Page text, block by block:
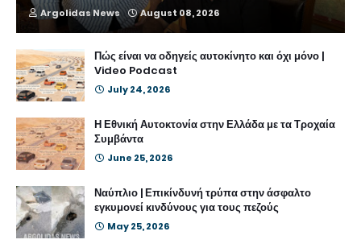
Argolidas News August 08, 2026
Πώς είναι να οδηγείς αυτοκίνητο και όχι μόνο |
Video Podcast
July 24, 2026
Η Εθνική Αυτοκτονία στην Ελλάδα με τα Τροχαία
Συμβάντα
June 25, 2026
Ναύπλιο | Επικίνδυνή τρύπα στην άσφαλτο
εγκυμονεί κινδύνους για τους πεζούς
May 25, 2026